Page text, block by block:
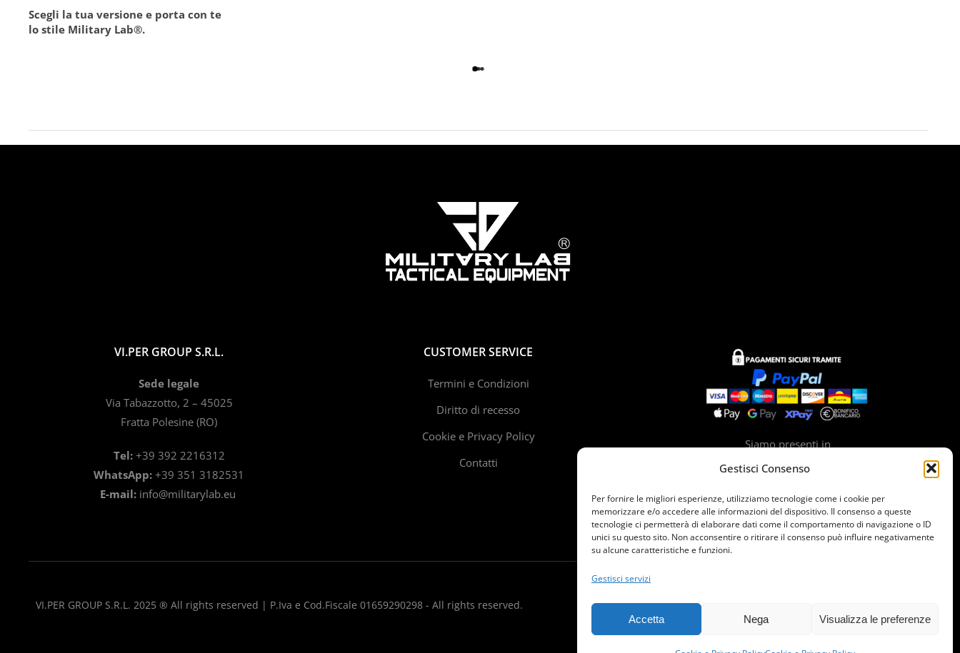
Gestisci Consenso
Per fornire le migliori esperienze, utilizziamo tecnologie come i cookie per
memorizzare e/o accedere alle informazioni del dispositivo. Il consenso a queste
tecnologie ci permetterà di elaborare dati come il comportamento di navigazione o ID
unici su questo sito. Non acconsentire o ritirare il consenso può influire negativamente
su alcune caratteristiche e funzioni.
Gestisci servizi
Accetta Nega Visualizza le preferenze
Scegli la tua versione e porta con te
lo stile Military Lab®.
VI.PER GROUP S.R.L.
Sede legale
Via Tabazzotto, 2 – 45025
Fratta Polesine (RO)
Tel:+39 392 2216312
WhatsApp: +39 351 3182531
E-mail: info@militarylab.eu
CUSTOMER SERVICE
Termini e Condizioni
Diritto di recesso
Cookie e Privacy Policy
Contatti
Siamo presenti in
VI.PER GROUP S.R.L. 2025 ® All rights reserved | P.Iva e Cod.Fiscale 01659290298 - All rights reserved.